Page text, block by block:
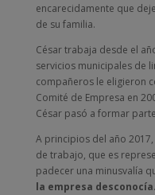
encarecidamente que
de su familia.
César trabaja desde el
servicios municipales de
compañeros le eligieron
Comité de Empresa en
César pasó a formar
A principios del año
de trabajo, que es
padecer una minusvalía
la empresa desconocía